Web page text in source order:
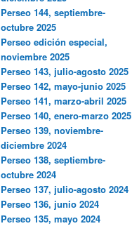
Perseo 144, septiembre-
octubre 2025
Perseo edición especial,
noviembre 2025
Perseo 143, julio-agosto 2025
Perseo 142, mayo-junio 2025
Perseo 141, marzo-abril 2025
Perseo 140, enero-marzo 2025
Perseo 139, noviembre-
diciembre 2024
Perseo 138, septiembre-
octubre 2024
Perseo 137, julio-agosto 2024
Perseo 136, junio 2024
Perseo 135, mayo 2024